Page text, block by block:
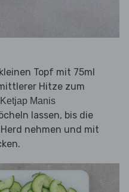
Topf mit 75ml
Hitze zum
Manis
lassen, bis die
nehmen und mit